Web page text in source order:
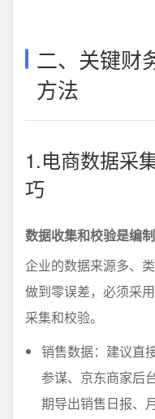
二、关键财
方法
1.电商数据采
巧
数据收集和校验是编
企业的数据来源多、
做到零误差，必须采
采集和校验。
销售数据：建议直
参谋、京东商家后
期导出销售日报、